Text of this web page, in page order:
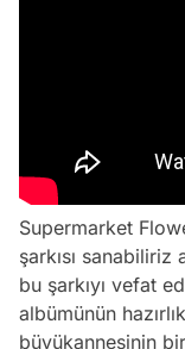
Supermarket
şarkısı
bu şarkıyı vefat
albümünün
büyükannesinin